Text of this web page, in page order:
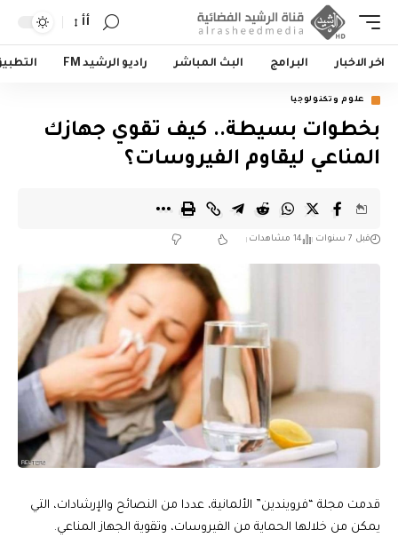
أأ
اخر الاخبار البرامج البث المباشر راديو الرشيد FM
علوم وتكنولوجيا
بخطوات بسيطة.. كيف تقوي جهازك
المناعي ليقاوم الفيروسات؟
قبل 7 سنوات 14 مشاهدات
قدمت مجلة “فرويندين” الألمانية، عددا من النصائح والإرشادات، التي
يمكن من خلالها الحماية من الفيروسات، وتقوية الجهاز المناعي.